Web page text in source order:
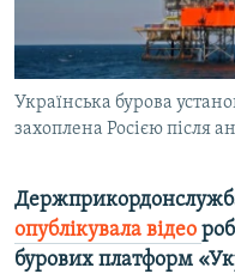
УКРАЇНСЬКА ПРОБЛЕМА
ІНФОГРАФІКА
ДОЛУЧАЙСЯ!
Українська бурова
захоплена Росією після
опублікувала відео
бурових платформ